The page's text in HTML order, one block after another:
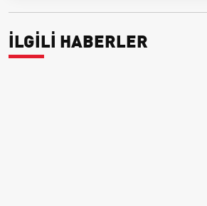
İLGİLİ HABERLER